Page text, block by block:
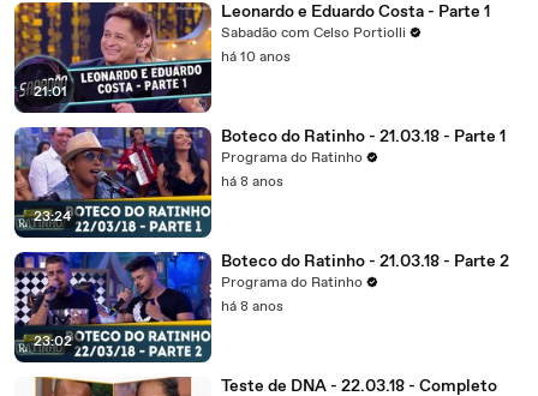
21:01
Leonardo e Eduardo Costa - Parte 1
Sabadão com Celso Portiolli
há 10 anos
23:24
Boteco do Ratinho - 21.03.18 - Parte 1
Programa do Ratinho
há 8 anos
23:02
Boteco do Ratinho - 21.03.18 - Parte 2
Programa do Ratinho
há 8 anos
Teste de DNA - 22.03.18 - Completo